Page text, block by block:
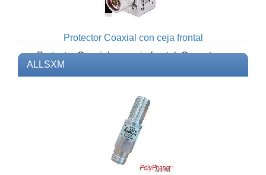
Protector Coaxial con ceja frontal
Protector Coaxial con ceja frontal. Conectores
ISB50LNC2MAMarca: POLYPHAS...
ALLSXM